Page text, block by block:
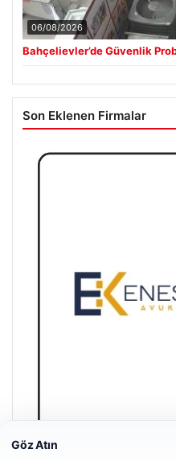
06/08/2026
Bahçelievler’de Güvenlik
Son Eklenen Firmalar
Göz Atın